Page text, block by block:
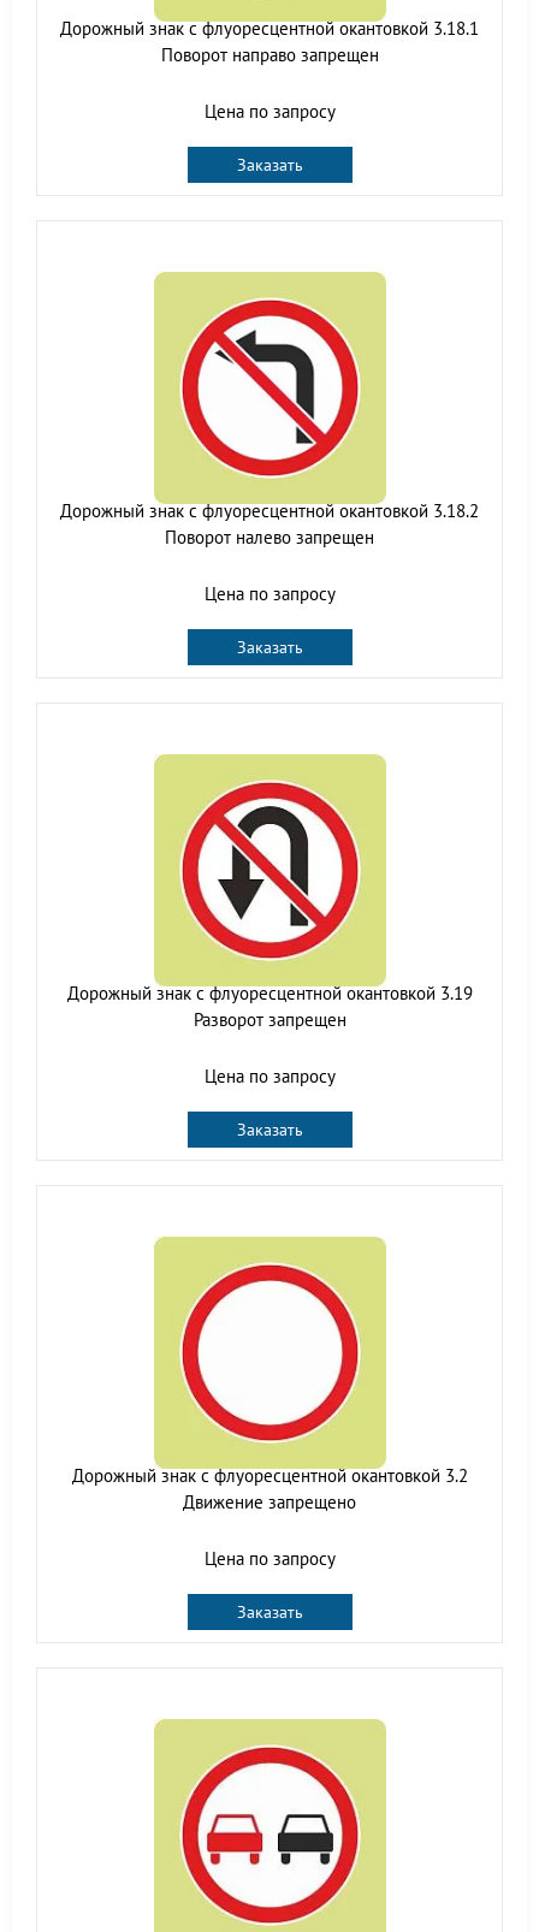
Дорожный знак с флуоресцентной окантовкой 3.18.1
Поворот направо запрещен
Цена по запросу
Заказать
Дорожный знак с флуоресцентной окантовкой 3.18.2
Поворот налево запрещен
Цена по запросу
Заказать
Дорожный знак с флуоресцентной окантовкой 3.19
Разворот запрещен
Цена по запросу
Заказать
Дорожный знак с флуоресцентной окантовкой 3.2
Движение запрещено
Цена по запросу
Заказать